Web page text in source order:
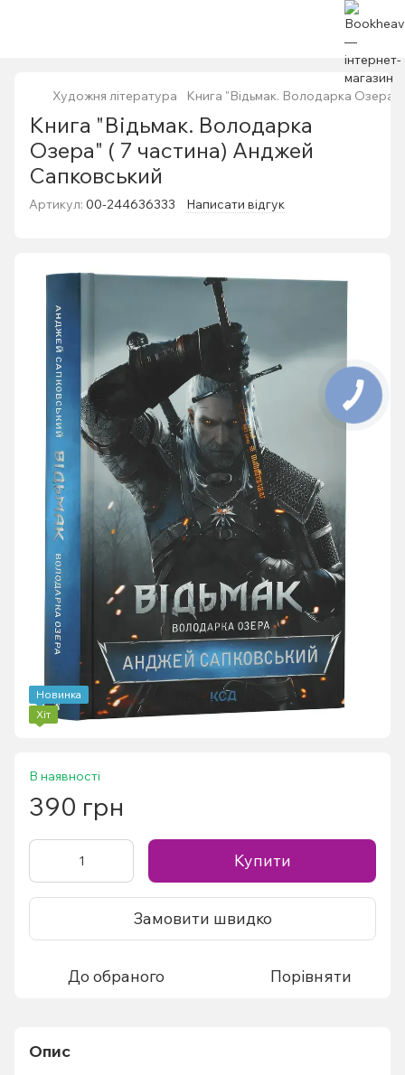
Художня література Книга "Відьмак. Володарка
Книга "Відьмак. Володарка
Озера" ( 7 частина) Анджей
Сапковський
Артикул: 00-244636333 Написати відгук
Новинка
Хіт
В наявності
390 грн
Купити
Замовити швидко
До обраного Порівняти
Опис